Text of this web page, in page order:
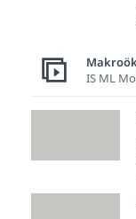
IS ML